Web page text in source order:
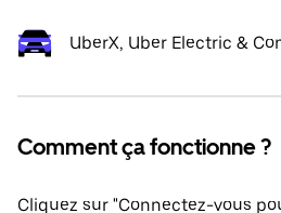
UberX, Uber Electric &
Comment ça fonctionne ?
Cliquez sur "Connectez-vous